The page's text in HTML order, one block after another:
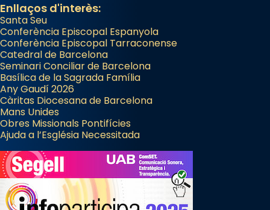
Enllaços d'interès:
Santa Seu
Conferència Episcopal Espanyola
Conferència Episcopal Tarraconense
Catedral de Barcelona
Seminari Conciliar de Barcelona
Basílica de la Sagrada Família
Any Gaudí 2026
Càritas Diocesana de Barcelona
Mans Unides
Obres Missionals Pontifícies
Ajuda a l’Església Necessitada